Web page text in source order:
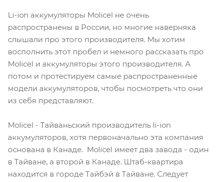
Li-ion аккумуляторы Molicel не очень
распространены в России, но многие наверняка
слышали про этого производителя. Мы хотим
восполнить этот пробел и немного рассказать про
Molicel и аккумуляторы этого производителя. А
потом и протестируем самые распространенные
модели аккумуляторов, чтобы посмотреть что они
из себя представляют.
Molicel - Тайваньский производитель li-ion
аккумуляторов, хотя первоначально эта компания
основана в Канаде. Molicel имеет два завода - один
в Тайване, а второй в Канаде. Штаб-квартира
находится в городе Тайбэй в Тайване. Следует